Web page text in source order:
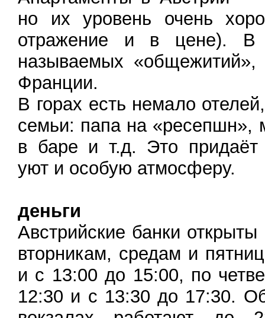
но их уровень очень
отражение и в цене). В
называемых
Франции.
В горах есть немало
семьи: папа на «ресепшн»,
в баре и т.д. Это
уют и особую атмосферу.
деньги
Австрийские банки
вторникам, средам и
и с 13:00 до 15:00, по
12:30 и с 13:30 до 17:30.